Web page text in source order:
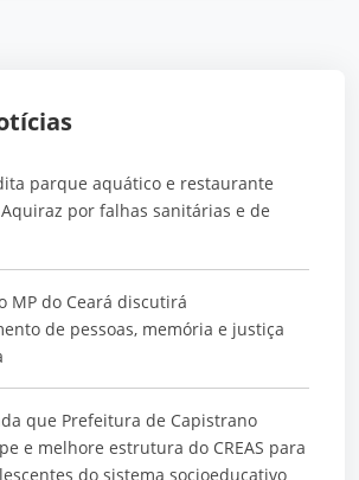
parque aquático e restaurante
por falhas sanitárias e de
MP do Ceará discutirá
de pessoas, memória e justiça
que Prefeitura de Capistrano
e melhore estrutura do CREAS para
do sistema socioeducativo